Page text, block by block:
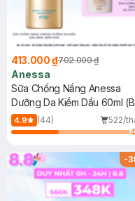
413.000 ₫702.000 ₫
Anessa
Sữa Chống Nắng Anessa
Dưỡng Da Kiềm Dầu 60ml
Mới)
4.9 (44)
522/
-